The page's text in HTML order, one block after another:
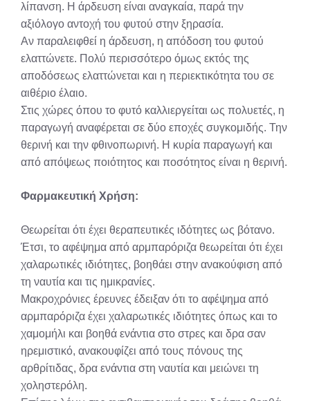
λίπανση. Η άρδευση είναι αναγκαία, παρά την
αξιόλογο αντοχή του φυτού στην ξηρασία.
Αν παραλειφθεί η άρδευση, η απόδοση του φυτού
ελαττώνετε. Πολύ περισσότερο όμως εκτός της
αποδόσεως ελαττώνεται και η περιεκτικότητα του σε
αιθέριο έλαιο.
Στις χώρες όπου το φυτό καλλιεργείται ως πολυετές, η
παραγωγή αναφέρεται σε δύο εποχές συγκομιδής. Την
θερινή και την φθινοπωρινή. Η κυρία παραγωγή και
από απόψεως ποιότητος και ποσότητος είναι η θερινή.
Φαρμακευτική Χρήση:
Θεωρείται ότι έχει θεραπευτικές ιδότητες ως βότανο.
Έτσι, το αφέψημα από αρμπαρόριζα θεωρείται ότι έχει
χαλαρωτικές ιδιότητες, βοηθάει στην ανακούφιση από
τη ναυτία και τις ημικρανίες.
Μακροχρόνιες έρευνες έδειξαν ότι το αφέψημα από
αρμπαρόριζα έχει χαλαρωτικές ιδιότητες όπως και το
χαμομήλι και βοηθά ενάντια στο στρες και δρα σαν
ηρεμιστικό, ανακουφίζει από τους πόνους της
αρθρίτιδας, δρα ενάντια στη ναυτία και μειώνει τη
χοληστερόλη.